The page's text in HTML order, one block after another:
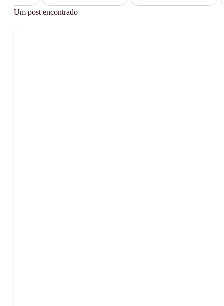
Um post encontrado